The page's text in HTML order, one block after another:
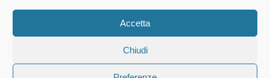
Accetta
Chiudi